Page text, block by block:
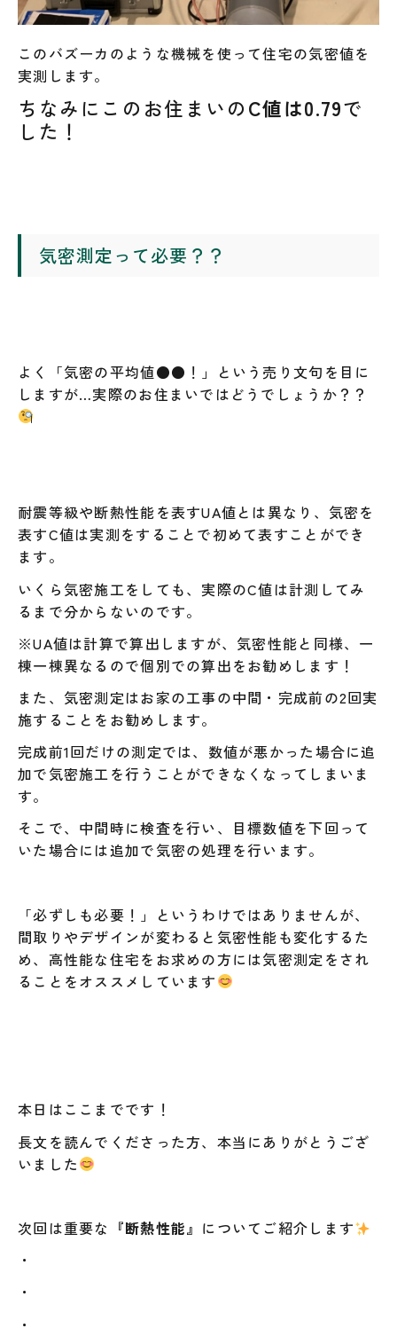
このバズーカのような機械を使って住宅の気密値を
実測します。
ちなみにこのお住まいのC値は0.79で
した！
気密測定って必要？？
よく「気密の平均値●●！」という売り文句を目に
しますが…実際のお住まいではどうでしょうか？？
耐震等級や断熱性能を表すUA値とは異なり、気密を
表すC値は実測をすることで初めて表すことができ
ます。
いくら気密施工をしても、実際のC値は計測してみ
るまで分からないのです。
※UA値は計算で算出しますが、気密性能と同様、一
棟一棟異なるので個別での算出をお勧めします！
また、気密測定はお家の工事の中間・完成前の2回実
施することをお勧めします。
完成前1回だけの測定では、数値が悪かった場合に追
加で気密施工を行うことができなくなってしまいま
す。
そこで、中間時に検査を行い、目標数値を下回って
いた場合には追加で気密の処理を行います。
「必ずしも必要！」というわけではありませんが、
間取りやデザインが変わると気密性能も変化するた
め、高性能な住宅をお求めの方には気密測定をされ
ることをオススメしています
本日はここまでです！
長文を読んでくださった方、本当にありがとうござ
いました
次回は重要な 『断熱性能』 についてご紹介します
・
・
・